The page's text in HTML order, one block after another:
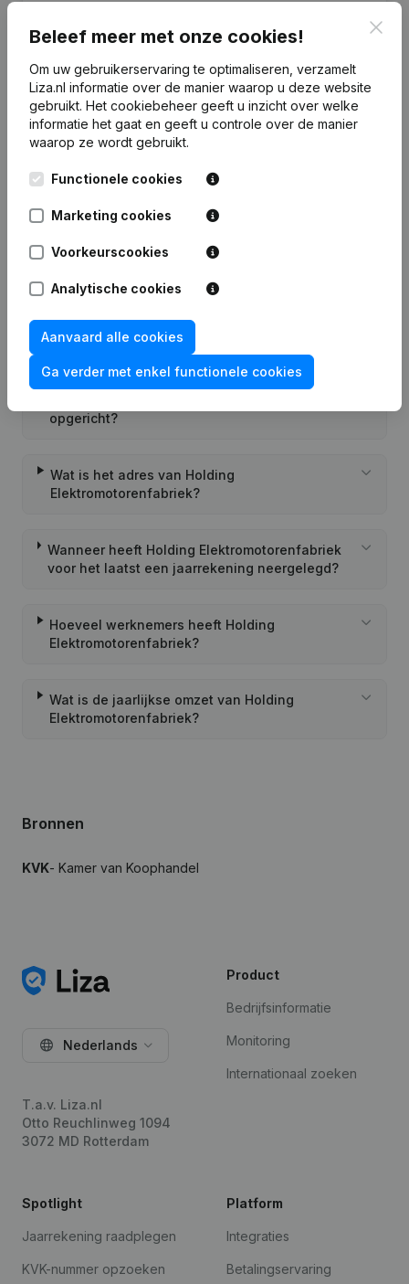
Veelgestelde vragen
Wat is het KVK-nummer van Holding
Wat is het btw-nummer van Holding
Wat is het PEPPOL ID van Holding
Elektromotorenfabriek?
opgericht?
Wat is het adres van Holding
Elektromotorenfabriek?
Wanneer heeft Holding Elektromotorenfabriek
voor het laatst een jaarrekening neergelegd?
Hoeveel werknemers heeft Holding
Elektromotorenfabriek?
Wat is de jaarlijkse omzet van Holding
Elektromotorenfabriek?
Bronnen
KVK- Kamer van Koophandel
Beleef meer met onze cookies!
Om uw gebruikerservaring te optimaliseren, verzamelt
Liza.nl informatie over de manier waarop u deze website
gebruikt. Het cookiebeheer geeft u inzicht over welke
informatie het gaat en geeft u controle over de manier
waarop ze wordt gebruikt.
Functionele cookies
Marketing cookies
Voorkeurscookies
Analytische cookies
Aanvaard alle cookies
Ga verder met enkel functionele cookies
Nederlands
T.a.v. Liza.nl
Otto Reuchlinweg 1094
3072 MD Rotterdam
Product
Bedrijfsinformatie
Monitoring
Internationaal zoeken
Spotlight
Jaarrekening raadplegen
KVK-nummer opzoeken
Platform
Integraties
Betalingservaring